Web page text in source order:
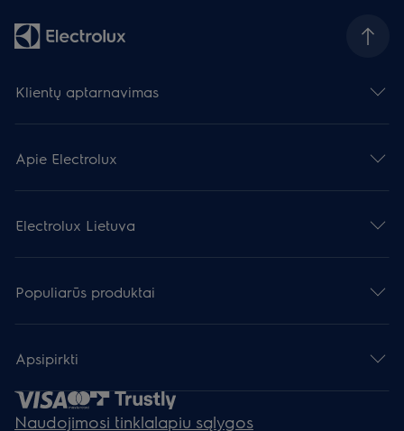
Klientų aptarnavimas
Apie Electrolux
Electrolux Lietuva
Populiarūs produktai
Apsipirkti
Naudojimosi tinklalapiu sąlygos